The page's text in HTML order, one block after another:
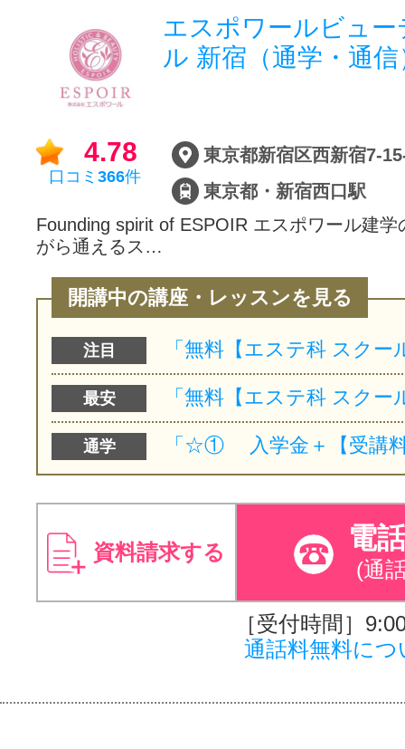
掲載のお問
エスポワールビュ
ル 新宿（通学・通信
4.78
口コミ 366件
東京都・新宿西口駅
Founding spirit of ESPOIR エスポワール建学
がら通えるス…
開講中の講座・レッスンを見る
注目
最安
通学
資料請求する 電
(通
［受付時間］
通話料無料につ